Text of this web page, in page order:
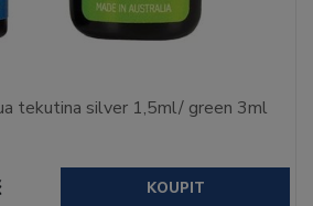
tekutina silver 1,5ml/ green 3ml
KOUPIT